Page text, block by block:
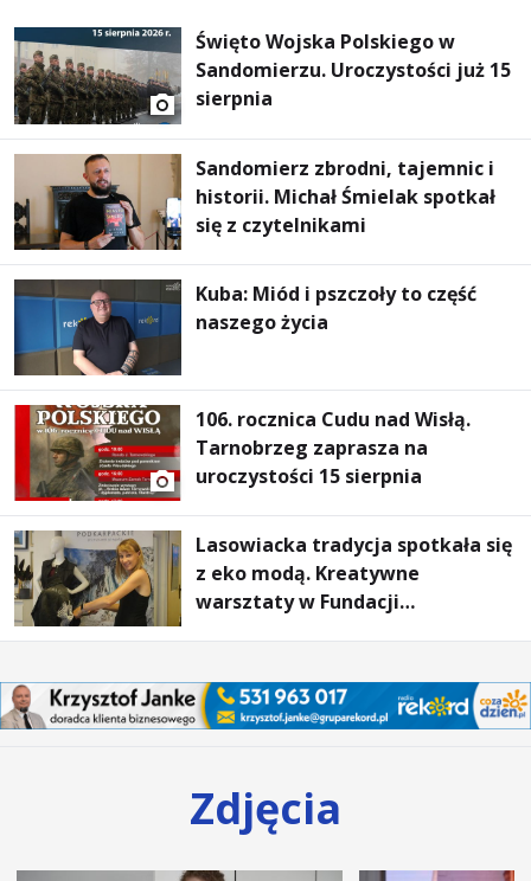
Święto Wojska Polskiego w
Sandomierzu. Uroczystości już 15
sierpnia
Sandomierz zbrodni, tajemnic i
historii. Michał Śmielak spotkał
się z czytelnikami
Kuba: Miód i pszczoły to część
naszego życia
106. rocznica Cudu nad Wisłą.
Tarnobrzeg zaprasza na
uroczystości 15 sierpnia
Lasowiacka tradycja spotkała się
z eko modą. Kreatywne
warsztaty w Fundacji
Zdjęcia